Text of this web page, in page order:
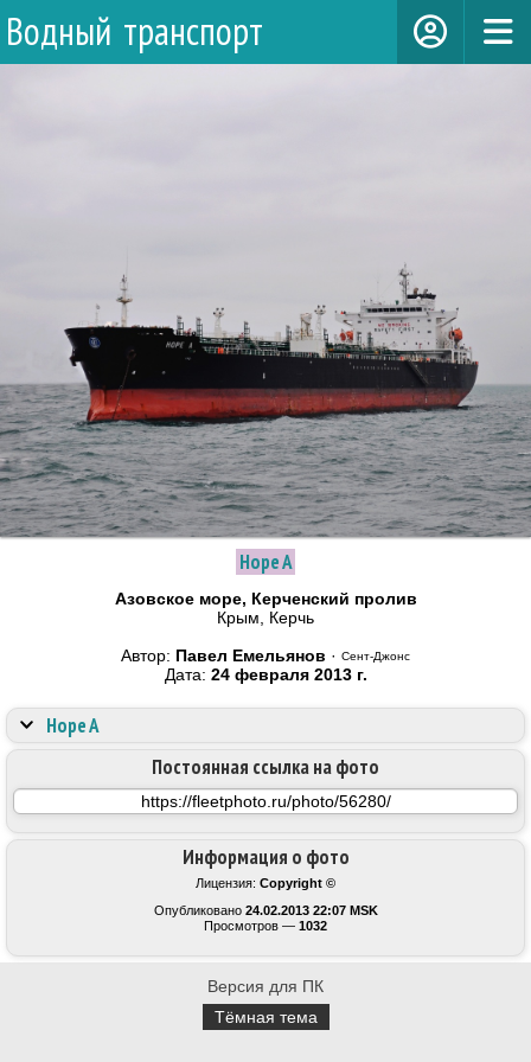
Водный транспорт
Hope A
Азовское море, Керченский пролив
Крым, Керчь
Автор: Павел Емельянов · Сент-Джонс
Дата: 24 февраля 2013 г.
Информация о фото
Лицензия: Copyright ©
Опубликовано 24.02.2013 22:07 MSK
Просмотров — 1032
Постоянная ссылка на фото
Hope A
Версия для ПК
Тёмная тема